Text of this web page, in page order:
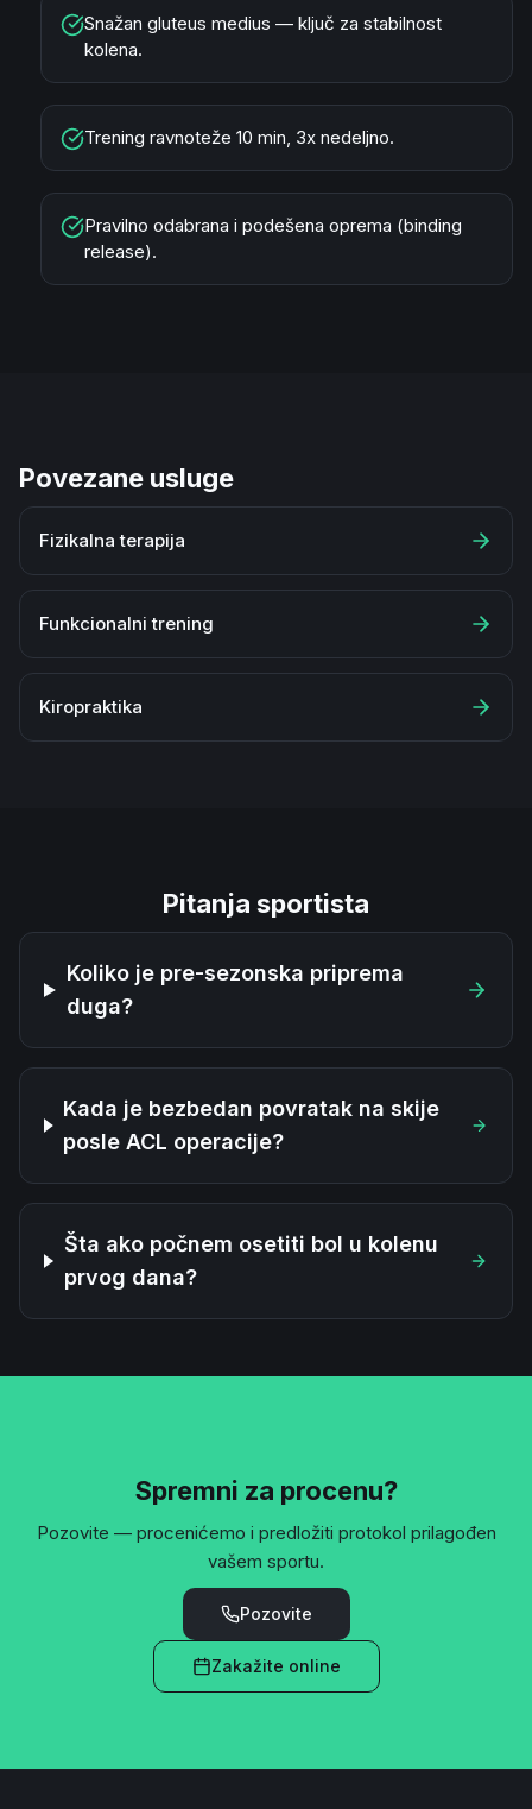
Snažan gluteus medius — ključ za stabilnost
kolena.
Trening ravnoteže 10 min, 3x nedeljno.
Pravilno odabrana i podešena oprema (binding
release).
Povezane usluge
Fizikalna terapija
Funkcionalni trening
Kiropraktika
Pitanja sportista
Koliko je pre-sezonska priprema
duga?
Kada je bezbedan povratak na skije
posle ACL operacije?
Šta ako počnem osetiti bol u kolenu
prvog dana?
Spremni za procenu?
Pozovite — procenićemo i predložiti protokol prilagođen
vašem sportu.
Pozovite
Zakažite online